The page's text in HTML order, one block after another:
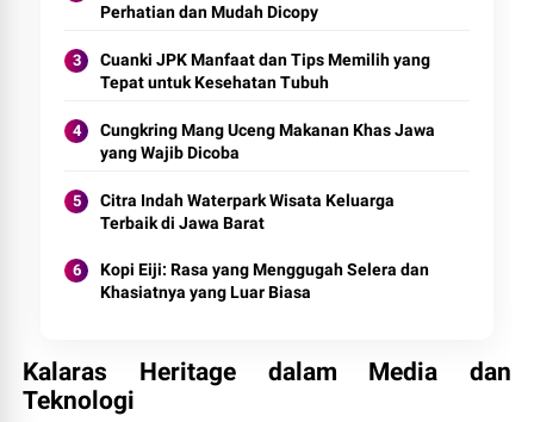
Perhatian dan Mudah Dicopy
Cuanki JPK Manfaat dan Tips Memilih yang
Tepat untuk Kesehatan Tubuh
Cungkring Mang Uceng Makanan Khas Jawa
yang Wajib Dicoba
Citra Indah Waterpark Wisata Keluarga
Terbaik di Jawa Barat
Kopi Eiji: Rasa yang Menggugah Selera dan
Khasiatnya yang Luar Biasa
Kalaras Heritage dalam Media dan
Teknologi